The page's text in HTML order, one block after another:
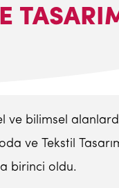
ve bilimsel
ve Tekstil
birinci oldu.